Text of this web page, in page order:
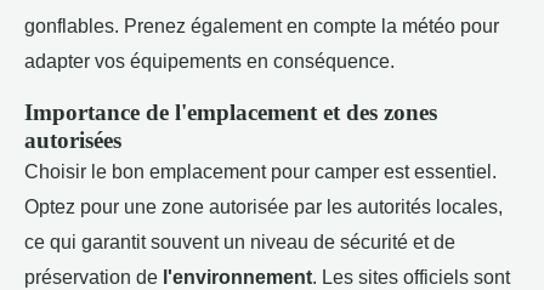
gonflables. Prenez également en compte la météo pour
adapter vos équipements en conséquence.
Importance de l'emplacement et des zones
autorisées
Choisir le bon emplacement pour camper est essentiel.
Optez pour une zone autorisée par les autorités locales,
ce qui garantit souvent un niveau de sécurité et de
préservation de l'environnement. Les sites officiels sont